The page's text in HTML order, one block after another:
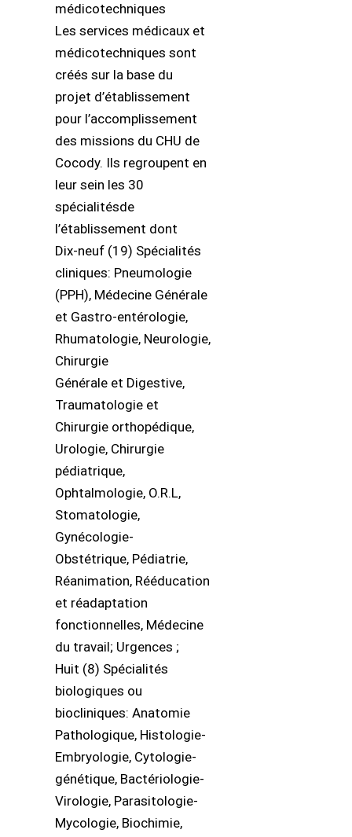
médicotechniques
Les services médicaux et
médicotechniques sont
créés sur la base du
projet d’établissement
pour l’accomplissement
des missions du CHU de
Cocody. Ils regroupent en
leur sein les 30
spécialitésde
l’établissement dont
Dix-neuf (19) Spécialités
cliniques: Pneumologie
(PPH), Médecine Générale
et Gastro-entérologie,
Rhumatologie, Neurologie,
Chirurgie
Générale et Digestive,
Traumatologie et
Chirurgie orthopédique,
Urologie, Chirurgie
pédiatrique,
Ophtalmologie, O.R.L,
Stomatologie,
Gynécologie-
Obstétrique, Pédiatrie,
Réanimation, Rééducation
et réadaptation
fonctionnelles, Médecine
du travail; Urgences ;
Huit (8) Spécialités
biologiques ou
biocliniques: Anatomie
Pathologique, Histologie-
Embryologie, Cytologie-
génétique, Bactériologie-
Virologie, Parasitologie-
Mycologie, Biochimie,